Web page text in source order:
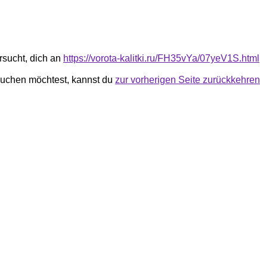
dich an https://vorota-kalitki.ru/FH35vYa/07yeV1S.html
möchtest, kannst du zur vorherigen Seite zurückkehren